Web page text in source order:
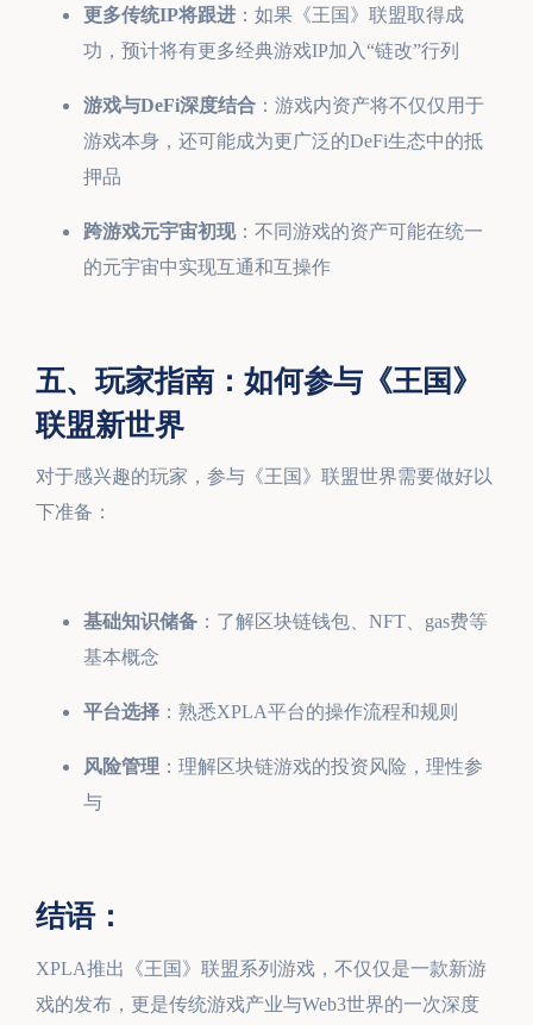
更多传统IP将跟进 ：如果《王国》联盟取得成
功，预计将有更多经典游戏IP加入“链改”行列
游戏与DeFi深度结合 ：游戏内资产将不仅仅用于
游戏本身，还可能成为更广泛的DeFi生态中的抵
押品
跨游戏元宇宙初现：不同游戏的资产可能在统一
的元宇宙中实现互通和互操作
五、玩家指南：如何参与《王国》
联盟新世界
对于感兴趣的玩家，参与《王国》联盟世界需要做好以
下准备：
基础知识储备 ：了解区块链钱包、NFT、gas费等
基本概念
平台选择 ：熟悉XPLA平台的操作流程和规则
风险管理 ：理解区块链游戏的投资风险，理性参
与
结语：
XPLA推出《王国》联盟系列游戏，不仅仅是一款新游
戏的发布，更是传统游戏产业与Web3世界的一次深度